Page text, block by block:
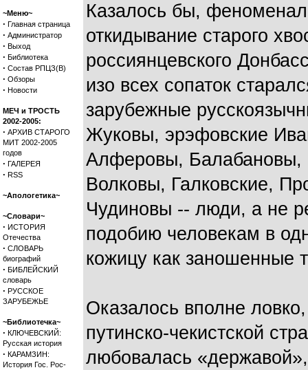
~Меню~
· Главная страница
· Администратор
· Выход
· Библиотека
· Состав РПЦЗ(В)
· Обзоры
· Новости
МЕЧ и ТРОСТЬ
2002-2005:
· АРХИВ СТАРОГО
МИТ 2002-2005
годов
· ГАЛЕРЕЯ
· RSS
~Апологетика~
~Словари~
· ИСТОРИЯ
Отечества
· СЛОВАРЬ
биографий
· БИБЛЕЙСКИЙ
словарь
· РУССКОЕ
ЗАРУБЕЖЬЕ
~Библиотечка~
· КЛЮЧЕВСКИЙ:
Русская история
· КАРАМЗИН:
История Гос. Рос-
Казалось бы,
откидывание старого
россиянцевского
изо всех сопаток
зарубежные
Жуковы, эрэфовские
Алферовы,
Волковы, Галковские,
Чудиновы -- люди, а не
подобию человекам в
кожицу как заношенные
Оказалось вполне
путинско-чекистской
любовалась